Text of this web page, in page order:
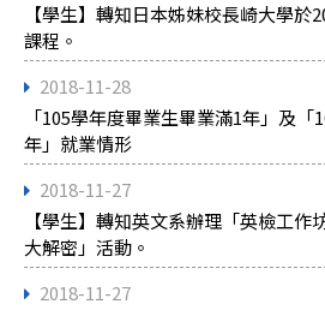
【學生】轉知日本姊妹校長崎大學
課程。
2018-11-28
「105學年度畢業生畢業滿1年」及
年」就業情形
2018-11-27
【學生】轉知英文系辦理「英檢工作
大解密」活動。
2018-11-27